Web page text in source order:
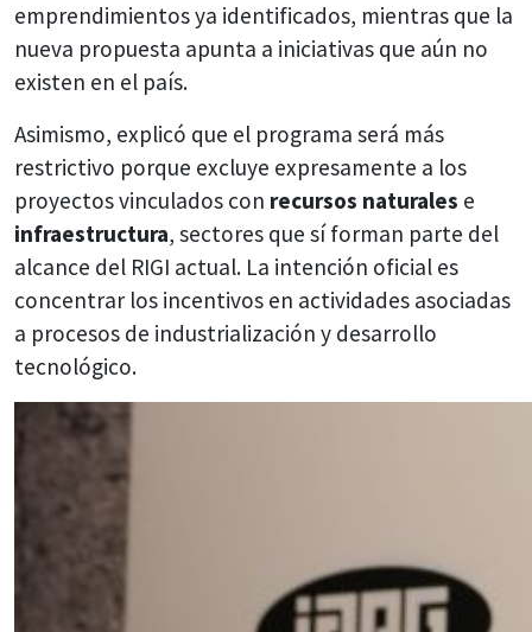
emprendimientos ya identificados, mientras que la
nueva propuesta apunta a iniciativas que aún no
existen en el país.
Asimismo, explicó que el programa será más
restrictivo porque excluye expresamente a los
proyectos vinculados con recursos naturales e
infraestructura, sectores que sí forman parte del
alcance del RIGI actual. La intención oficial es
concentrar los incentivos en actividades asociadas
a procesos de industrialización y desarrollo
tecnológico.